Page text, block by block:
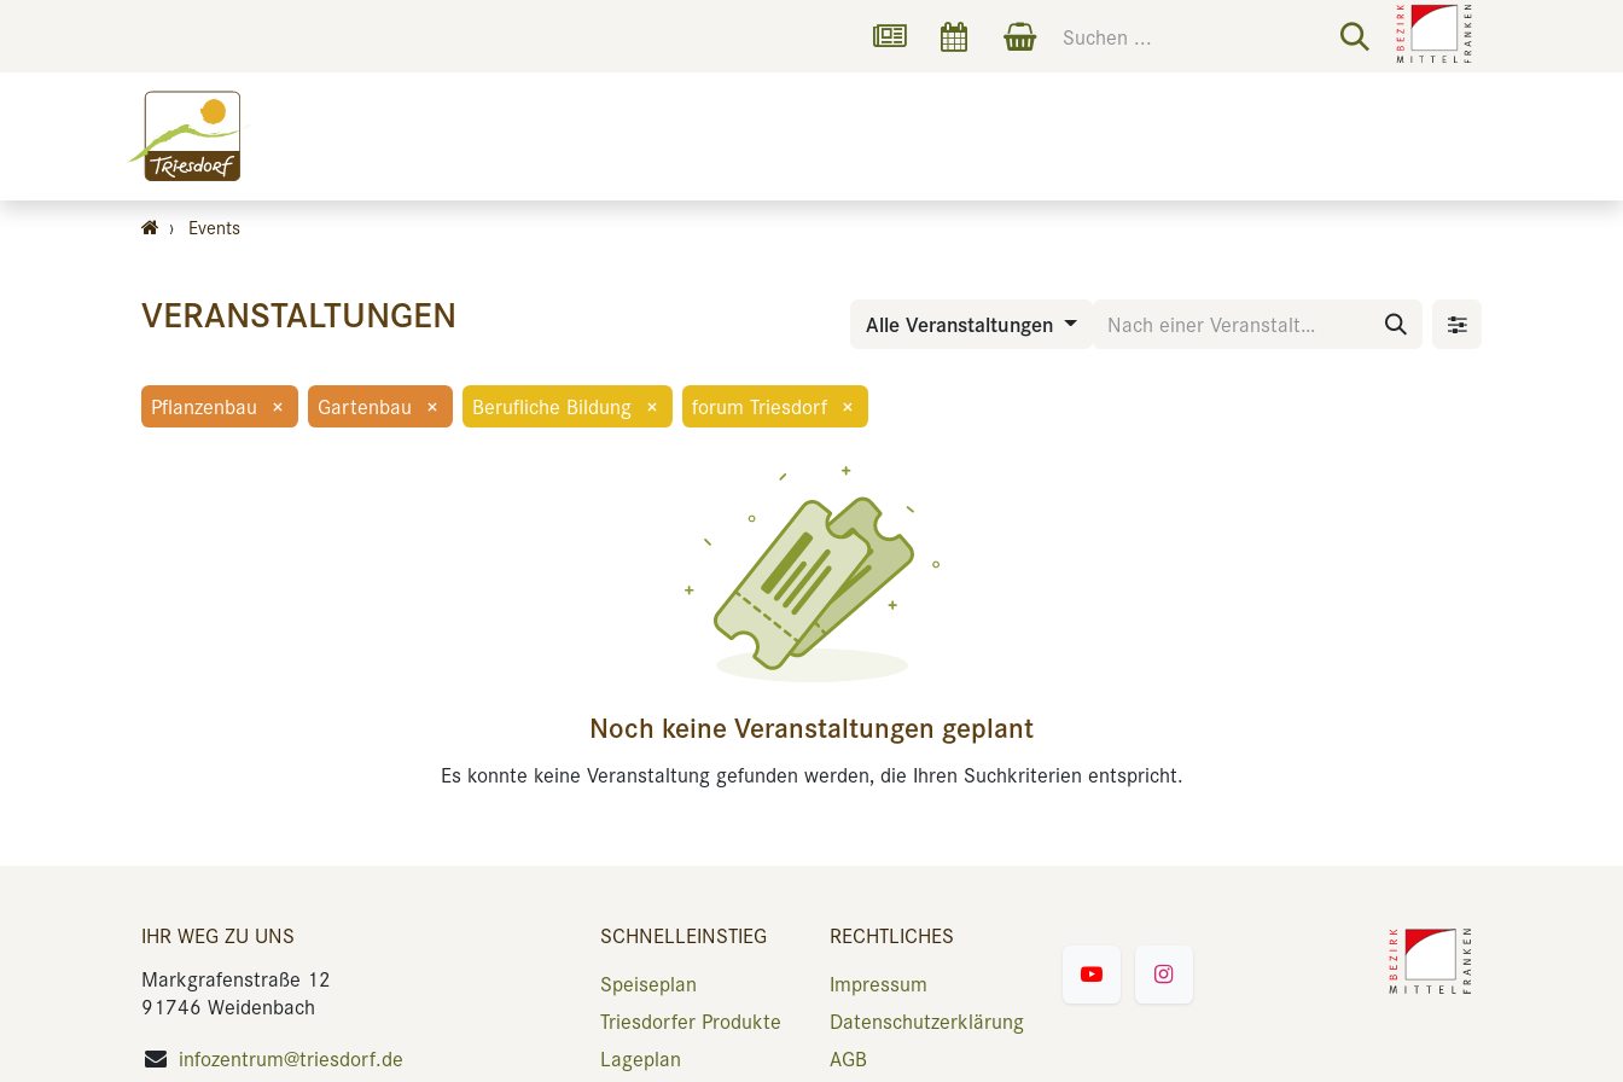
› Events
VERANSTALTUNGEN Alle Veranstaltungen
Pflanzenbau × Gartenbau × Berufliche Bildung × forum Triesdorf ×
Noch keine Veranstaltungen geplant
Es konnte keine Veranstaltung gefunden werden, die Ihren Suchkriterien entspricht.
IHR WEG ZU UNS
Markgrafenstraße 12
91746 Weidenbach
infozentrum@triesdorf.de
SCHNELLEINSTIEG
Speiseplan
Triesdorfer Produkte
Lageplan
RECHTLICHES
Impressum
Datenschutzerklärung
AGB